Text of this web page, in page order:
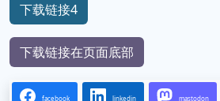
下载链接4
下载链接在页面底部
facebook linkedin mastodon